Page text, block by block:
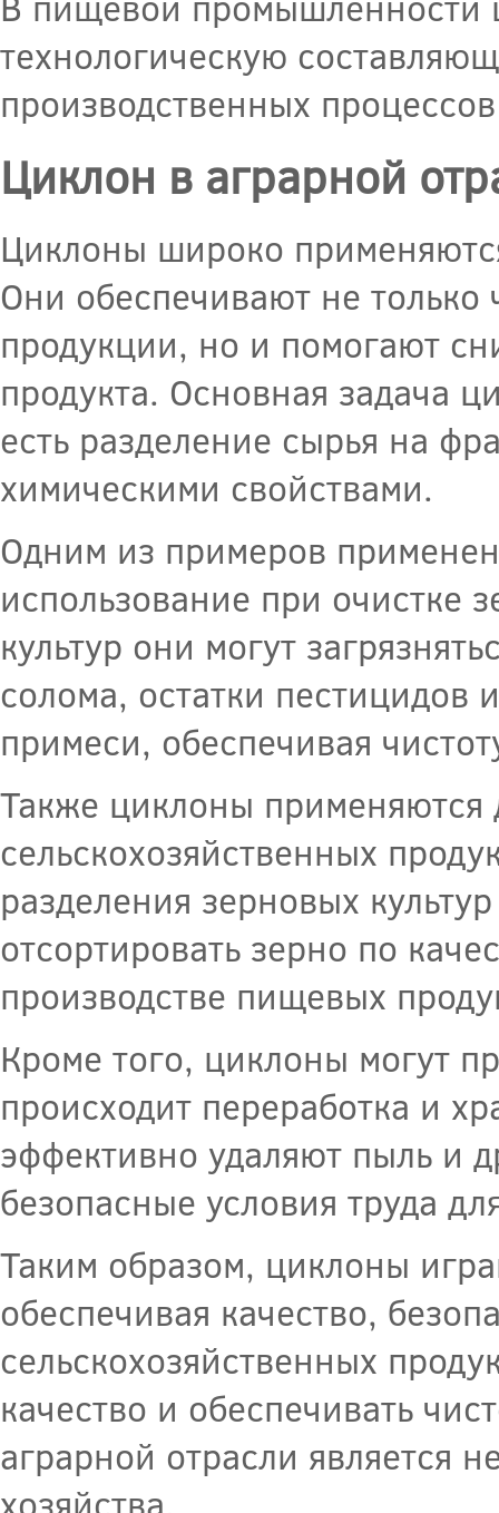
технологическую
производственных
Циклон в аграрной
Циклоны широко
Они обеспечивают не только
продукции, но и помогают
продукта. Основная задача
есть разделение сырья на
химическими свойствами.
Одним из примеров
использование при очистке
культур они могут
солома, остатки пестицидов
примеси, обеспечивая
Также циклоны применяются
сельскохозяйственных
разделения зерновых
отсортировать зерно по
производстве пищевых
Кроме того, циклоны могут
происходит переработка и
эффективно удаляют пыль и
безопасные условия труда
Таким образом, циклоны
обеспечивая качество,
сельскохозяйственных
качество и обеспечивать
аграрной отрасли является
хозяйства.